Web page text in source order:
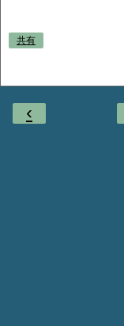
共有
‹